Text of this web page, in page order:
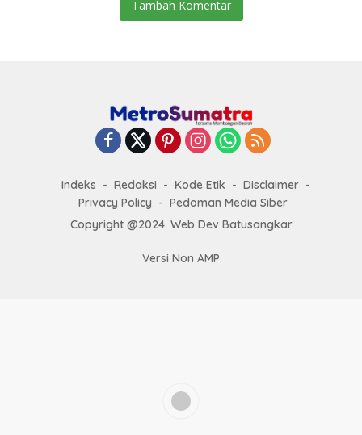
Tambah Komentar
Indeks Redaksi Kode Etik
Disclaimer
Privacy Policy
Pedoman Media Siber
Copyright @2024. Web Dev Batusangkar
Versi Non AMP